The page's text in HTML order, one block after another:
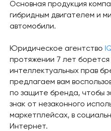
Основная продукция
гибридным двигателем и
автомобили.
Юридическое агентство
протяжении 7 лет
интеллектуальных прав
предлагаем вам
по защите бренда, чтобы
знак от незаконного
маркетплейсах, в
Интернет.